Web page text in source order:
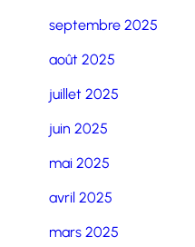
septembre 2025
août 2025
juillet 2025
juin 2025
mai 2025
avril 2025
mars 2025